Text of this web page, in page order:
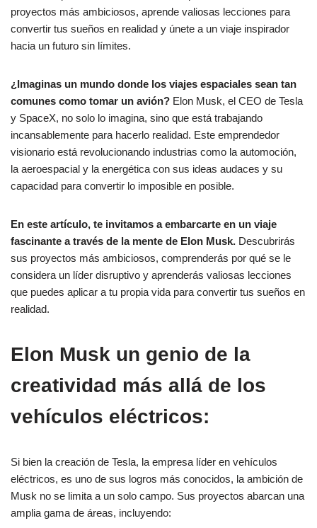
e
dI
n
er e
b
o
o
k
n
ot
e
y
Li
k
p
ar
proyectos más ambiciosos, aprende valiosas lecciones para
convertir tus sueños en realidad y únete a un viaje inspirador
hacia un futuro sin límites.
¿Imaginas un mundo donde los viajes espaciales sean tan
comunes como tomar un avión? Elon Musk, el CEO de Tesla
y SpaceX, no solo lo imagina, sino que está trabajando
incansablemente para hacerlo realidad. Este emprendedor
visionario está revolucionando industrias como la automoción,
la aeroespacial y la energética con sus ideas audaces y su
capacidad para convertir lo imposible en posible.
En este artículo, te invitamos a embarcarte en un viaje
fascinante a través de la mente de Elon Musk. Descubrirás
sus proyectos más ambiciosos, comprenderás por qué se le
considera un líder disruptivo y aprenderás valiosas lecciones
que puedes aplicar a tu propia vida para convertir tus sueños en
realidad.
Elon Musk un genio de la
creatividad más allá de los
vehículos eléctricos:
Si bien la creación de Tesla, la empresa líder en vehículos
eléctricos, es uno de sus logros más conocidos, la ambición de
Musk no se limita a un solo campo. Sus proyectos abarcan una
amplia gama de áreas, incluyendo: